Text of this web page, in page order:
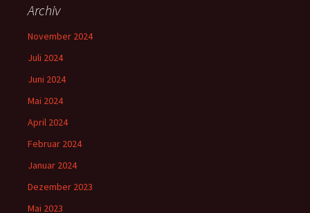
Archiv
November 2024
Juli 2024
Juni 2024
Mai 2024
April 2024
Februar 2024
Januar 2024
Dezember 2023
Mai 2023